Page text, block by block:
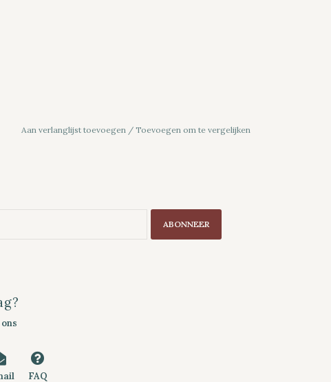
Aan verlanglijst toevoegen / Toevoegen om te vergelijken
ABONNEER
FAQ